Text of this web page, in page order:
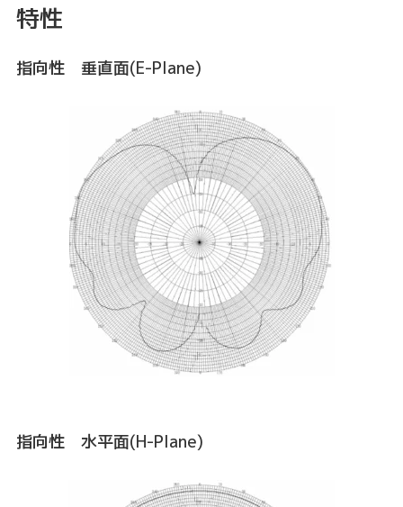
特性
指向性 垂直面(E-Plane)
指向性 水平面(H-Plane)